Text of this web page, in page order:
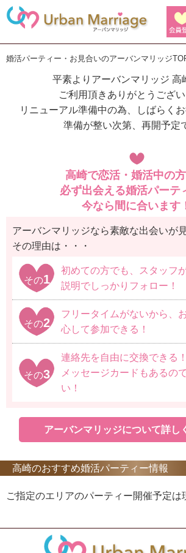
婚活パーティー・お見合いのアーバンマリッジ
平素よりアーバンマリッジ 高
ご利用頂きありがとうござい
リニューアル準備中の為、しばらくお
準備が整い次第、再開予定
高崎で恋活・婚活中の方
必ず出会える婚活パーテ
今なら間に合います
アーバンマリッジなら素敵な出会いが
その理由は・・・
その1
初めての方でも、スタッフ
説明でしっかりフォロー！
その2
フリータイムがないから、
心して参加できる！
その3
連絡先を自由に交換できる！
メッセージカードもあるの
い！
アーバンマリッジについて詳し
高崎のおすすめ婚活パーティー情報
ご指定のエリアのパーティー開催予定は